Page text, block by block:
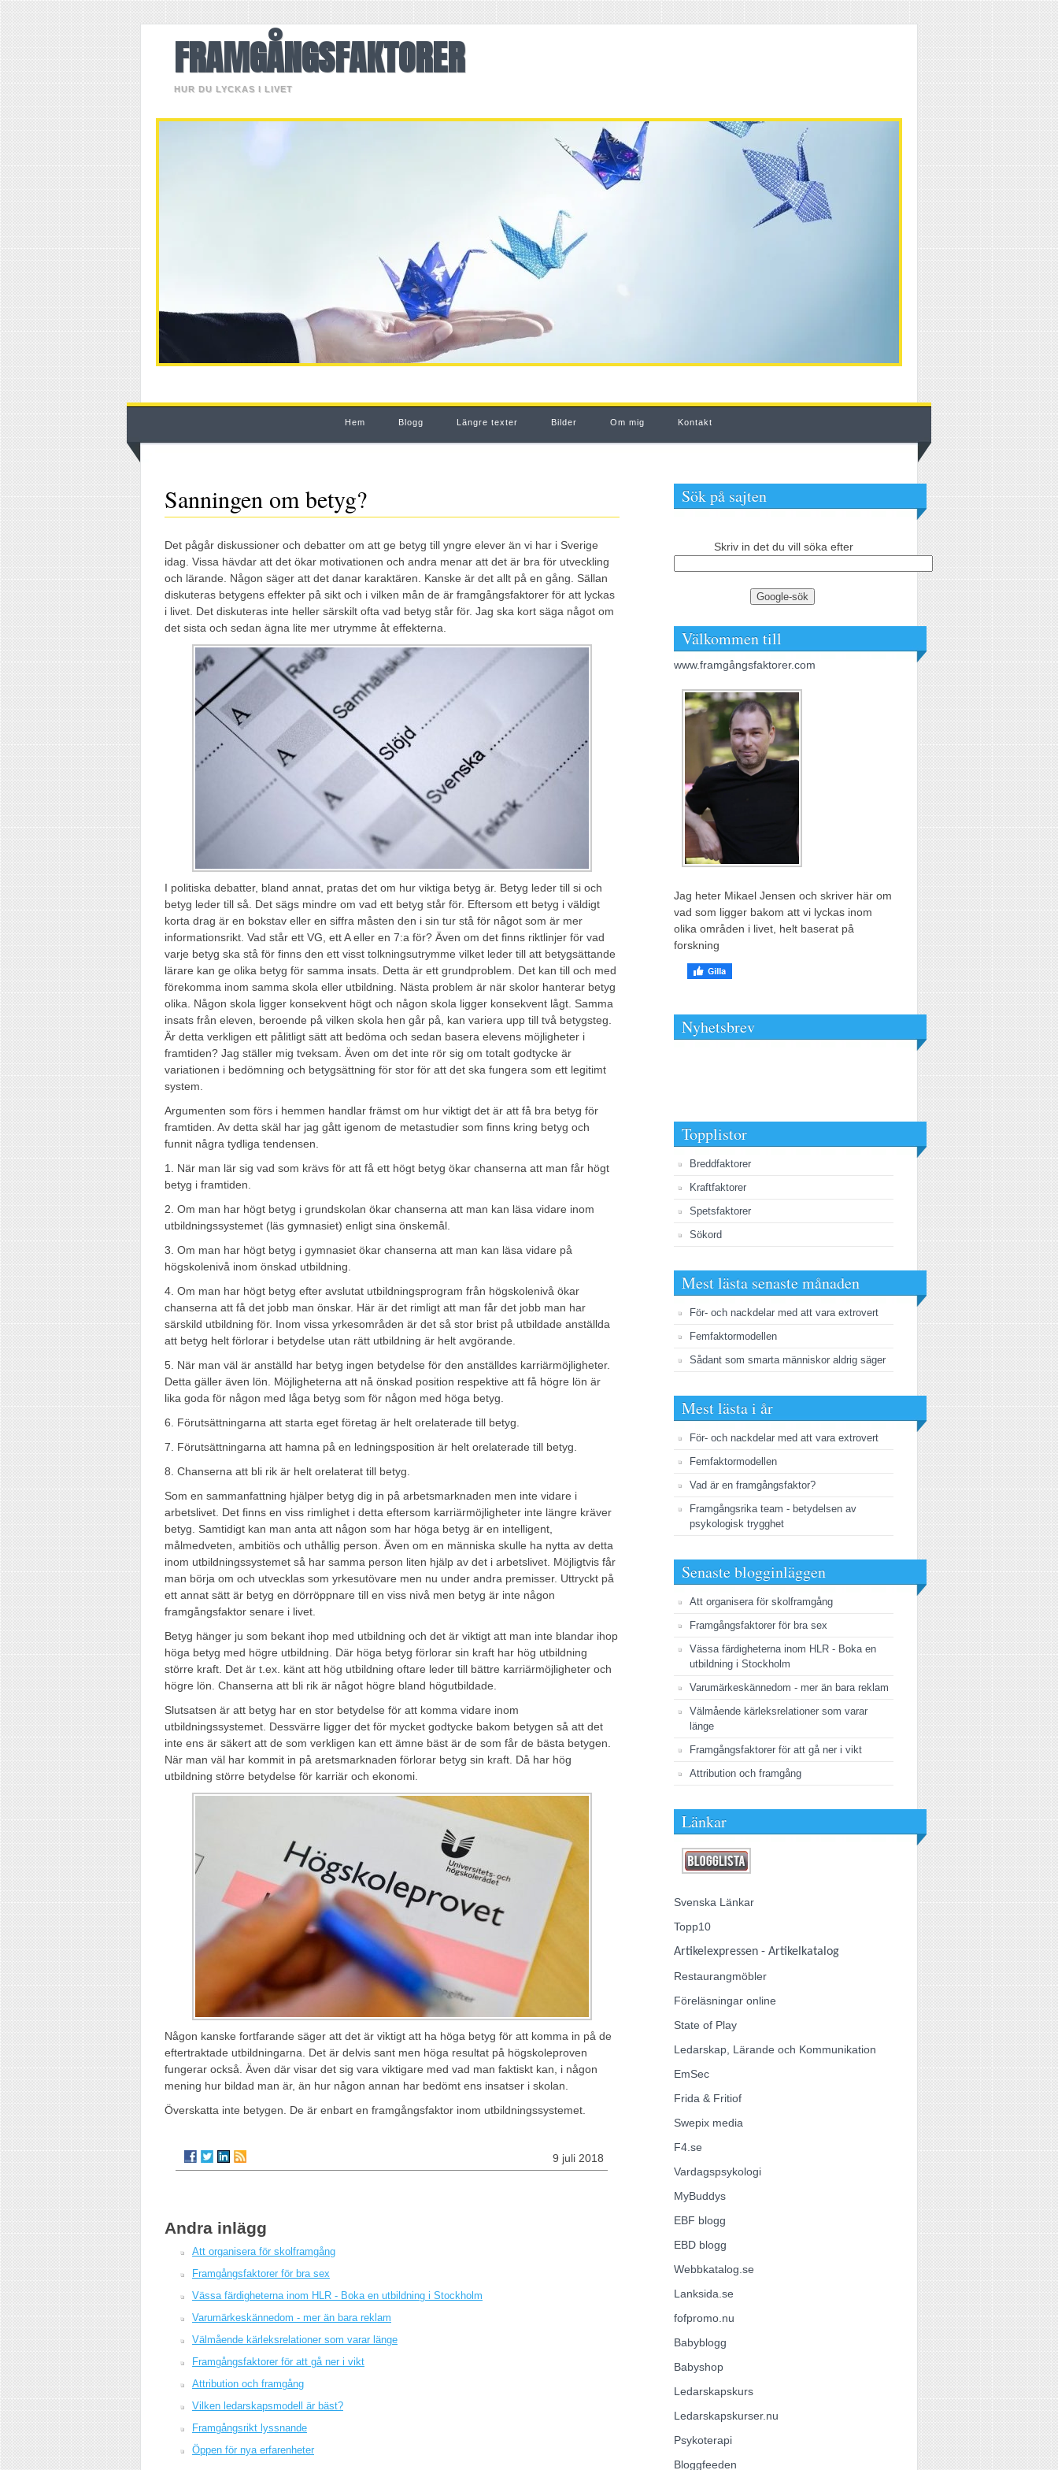
FRAMGÅNGSFAKTORER
HUR DU LYCKAS I LIVET
Hem Blogg Längre texter Bilder Om mig Kontakt
Sanningen om betyg?
Det pågår diskussioner och debatter om att ge betyg till yngre elever än vi har i Sverige
idag. Vissa hävdar att det ökar motivationen och andra menar att det är bra för utveckling
och lärande. Någon säger att det danar karaktären. Kanske är det allt på en gång. Sällan
diskuteras betygens effekter på sikt och i vilken mån de är framgångsfaktorer för att lyckas
i livet. Det diskuteras inte heller särskilt ofta vad betyg står för. Jag ska kort säga något om
det sista och sedan ägna lite mer utrymme åt effekterna.
I politiska debatter, bland annat, pratas det om hur viktiga betyg är. Betyg leder till si och
betyg leder till så. Det sägs mindre om vad ett betyg står för. Eftersom ett betyg i väldigt
korta drag är en bokstav eller en siffra måsten den i sin tur stå för något som är mer
informationsrikt. Vad står ett VG, ett A eller en 7:a för? Även om det finns riktlinjer för vad
varje betyg ska stå för finns den ett visst tolkningsutrymme vilket leder till att betygsättande
lärare kan ge olika betyg för samma insats. Detta är ett grundproblem. Det kan till och med
förekomma inom samma skola eller utbildning. Nästa problem är när skolor hanterar betyg
olika. Någon skola ligger konsekvent högt och någon skola ligger konsekvent lågt. Samma
insats från eleven, beroende på vilken skola hen går på, kan variera upp till två betygsteg.
Är detta verkligen ett pålitligt sätt att bedöma och sedan basera elevens möjligheter i
framtiden? Jag ställer mig tveksam. Även om det inte rör sig om totalt godtycke är
variationen i bedömning och betygsättning för stor för att det ska fungera som ett legitimt
system.
Argumenten som förs i hemmen handlar främst om hur viktigt det är att få bra betyg för
framtiden. Av detta skäl har jag gått igenom de metastudier som finns kring betyg och
funnit några tydliga tendensen.
1. När man lär sig vad som krävs för att få ett högt betyg ökar chanserna att man får högt
betyg i framtiden.
2. Om man har högt betyg i grundskolan ökar chanserna att man kan läsa vidare inom
utbildningssystemet (läs gymnasiet) enligt sina önskemål.
3. Om man har högt betyg i gymnasiet ökar chanserna att man kan läsa vidare på
högskolenivå inom önskad utbildning.
4. Om man har högt betyg efter avslutat utbildningsprogram från högskolenivå ökar
chanserna att få det jobb man önskar. Här är det rimligt att man får det jobb man har
särskild utbildning för. Inom vissa yrkesområden är det så stor brist på utbildade anställda
att betyg helt förlorar i betydelse utan rätt utbildning är helt avgörande.
5. När man väl är anställd har betyg ingen betydelse för den anställdes karriärmöjligheter.
Detta gäller även lön. Möjligheterna att nå önskad position respektive att få högre lön är
lika goda för någon med låga betyg som för någon med höga betyg.
6. Förutsättningarna att starta eget företag är helt orelaterade till betyg.
7. Förutsättningarna att hamna på en ledningsposition är helt orelaterade till betyg.
8. Chanserna att bli rik är helt orelaterat till betyg.
Som en sammanfattning hjälper betyg dig in på arbetsmarknaden men inte vidare i
arbetslivet. Det finns en viss rimlighet i detta eftersom karriärmöjligheter inte längre kräver
betyg. Samtidigt kan man anta att någon som har höga betyg är en intelligent,
målmedveten, ambitiös och uthållig person. Även om en människa skulle ha nytta av detta
inom utbildningssystemet så har samma person liten hjälp av det i arbetslivet. Möjligtvis får
man börja om och utvecklas som yrkesutövare men nu under andra premisser. Uttryckt på
ett annat sätt är betyg en dörröppnare till en viss nivå men betyg är inte någon
framgångsfaktor senare i livet.
Betyg hänger ju som bekant ihop med utbildning och det är viktigt att man inte blandar ihop
höga betyg med högre utbildning. Där höga betyg förlorar sin kraft har hög utbildning
större kraft. Det är t.ex. känt att hög utbildning oftare leder till bättre karriärmöjligheter och
högre lön. Chanserna att bli rik är något högre bland högutbildade.
Slutsatsen är att betyg har en stor betydelse för att komma vidare inom
utbildningssystemet. Dessvärre ligger det för mycket godtycke bakom betygen så att det
inte ens är säkert att de som verkligen kan ett ämne bäst är de som får de bästa betygen.
När man väl har kommit in på aretsmarknaden förlorar betyg sin kraft. Då har hög
utbildning större betydelse för karriär och ekonomi.
Någon kanske fortfarande säger att det är viktigt att ha höga betyg för att komma in på de
eftertraktade utbildningarna. Det är delvis sant men höga resultat på högskoleproven
fungerar också. Även där visar det sig vara viktigare med vad man faktiskt kan, i någon
mening hur bildad man är, än hur någon annan har bedömt ens insatser i skolan.
Överskatta inte betygen. De är enbart en framgångsfaktor inom utbildningssystemet.
9 juli 2018
Andra inlägg
Att organisera för skolframgång
Framgångsfaktorer för bra sex
Vässa färdigheterna inom HLR - Boka en utbildning i Stockholm
Varumärkeskännedom - mer än bara reklam
Välmående kärleksrelationer som varar länge
Framgångsfaktorer för att gå ner i vikt
Attribution och framgång
Vilken ledarskapsmodell är bäst?
Framgångsrikt lyssnande
Öppen för nya erfarenheter
Sök på sajten
Skriv in det du vill söka efter
Välkommen till
www.framgångsfaktorer.com
Jag heter Mikael Jensen och skriver här om
vad som ligger bakom att vi lyckas inom
olika områden i livet, helt baserat på
forskning
Nyhetsbrev
Topplistor
Breddfaktorer
Kraftfaktorer
Spetsfaktorer
Sökord
Mest lästa senaste månaden
För- och nackdelar med att vara extrovert
Femfaktormodellen
Sådant som smarta människor aldrig säger
Mest lästa i år
För- och nackdelar med att vara extrovert
Femfaktormodellen
Vad är en framgångsfaktor?
Framgångsrika team - betydelsen av
psykologisk trygghet
Senaste blogginläggen
Att organisera för skolframgång
Framgångsfaktorer för bra sex
Vässa färdigheterna inom HLR - Boka en
utbildning i Stockholm
Varumärkeskännedom - mer än bara reklam
Välmående kärleksrelationer som varar
länge
Framgångsfaktorer för att gå ner i vikt
Attribution och framgång
Länkar
Svenska Länkar
Topp10
Artikelexpressen - Artikelkatalog
Restaurangmöbler
Föreläsningar online
State of Play
Ledarskap, Lärande och Kommunikation
EmSec
Frida & Fritiof
Swepix media
F4.se
Vardagspsykologi
MyBuddys
EBF blogg
EBD blogg
Webbkatalog.se
Lanksida.se
fofpromo.nu
Babyblogg
Babyshop
Ledarskapskurs
Ledarskapskurser.nu
Psykoterapi
Bloggfeeden